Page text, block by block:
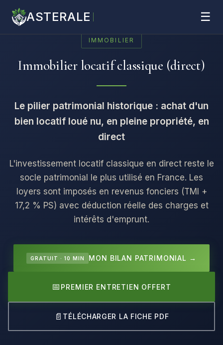
ASTERALE ☰
IMMOBILIER
Immobilier locatif classique (direct)
Le pilier patrimonial historique : achat d'un
bien locatif loué nu, en pleine propriété, en
direct
L'investissement locatif classique en direct reste le
socle patrimonial le plus utilisé en France. Les
loyers sont imposés en revenus fonciers (TMI +
17,2 % PS) avec déduction réelle des charges et
intérêts d'emprunt.
GRATUIT · 10 MIN MON BILAN PATRIMONIAL →
📅 PREMIER ENTRETIEN OFFERT
📄 TÉLÉCHARGER LA FICHE PDF